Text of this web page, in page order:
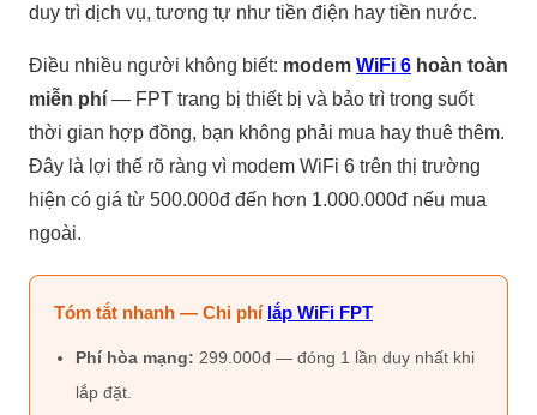
duy trì dịch vụ, tương tự như tiền điện hay tiền nước.
Điều nhiều người không biết: modem WiFi 6 hoàn toàn
miễn phí — FPT trang bị thiết bị và bảo trì trong suốt
thời gian hợp đồng, bạn không phải mua hay thuê thêm.
Đây là lợi thế rõ ràng vì modem WiFi 6 trên thị trường
hiện có giá từ 500.000đ đến hơn 1.000.000đ nếu mua
ngoài.
Tóm tắt nhanh — Chi phí lắp WiFi FPT
Phí hòa mạng: 299.000đ — đóng 1 lần duy nhất khi
lắp đặt.